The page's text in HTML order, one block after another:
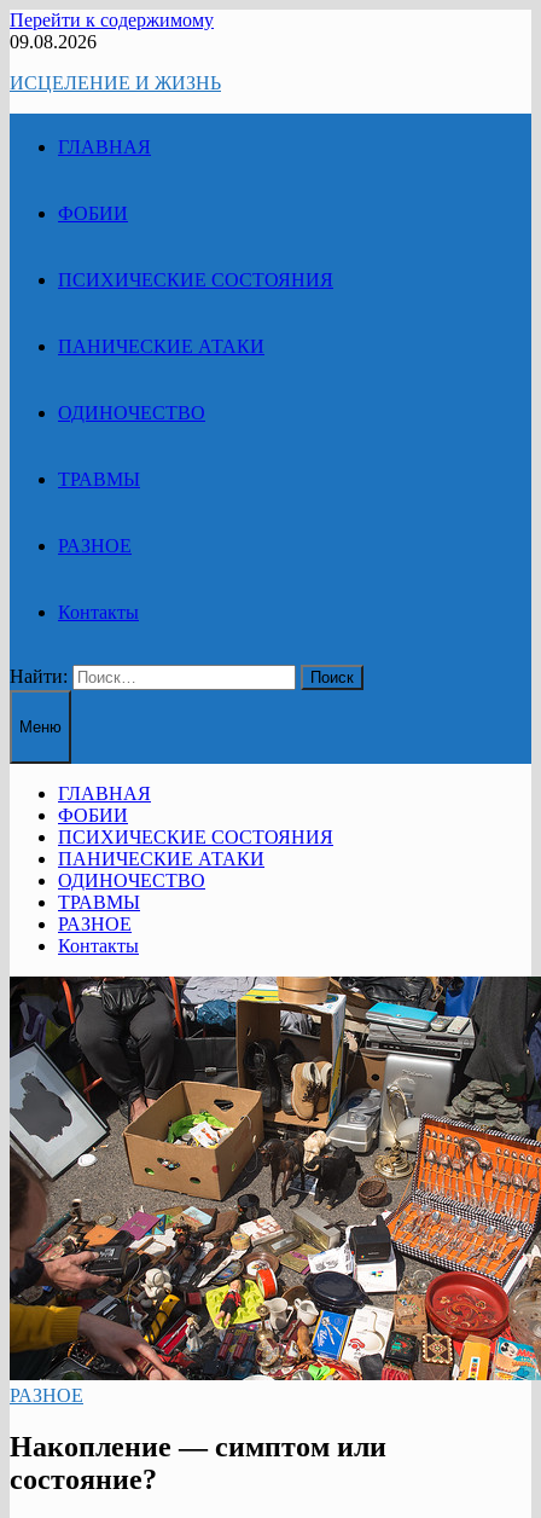
Перейти к содержимому
09.08.2026
ИСЦЕЛЕНИЕ И ЖИЗНЬ
ГЛАВНАЯ
ФОБИИ
ПСИХИЧЕСКИЕ СОСТОЯНИЯ
ПАНИЧЕСКИЕ АТАКИ
ОДИНОЧЕСТВО
ТРАВМЫ
РАЗНОЕ
Контакты
Найти:
Меню
ГЛАВНАЯ
ФОБИИ
ПСИХИЧЕСКИЕ СОСТОЯНИЯ
ПАНИЧЕСКИЕ АТАКИ
ОДИНОЧЕСТВО
ТРАВМЫ
РАЗНОЕ
Контакты
РАЗНОЕ
Накопление — симптом или
состояние?